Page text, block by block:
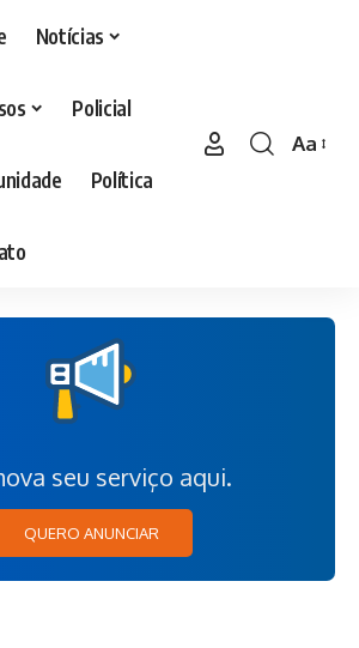
Notícias
Policial
Política
Aa
seu serviço aqui.
QUERO ANUNCIAR